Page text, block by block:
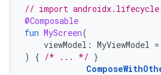
// import
@Composable
fun MyScreen(
viewModel : MyViewModel =
)
{ /* ... */ }